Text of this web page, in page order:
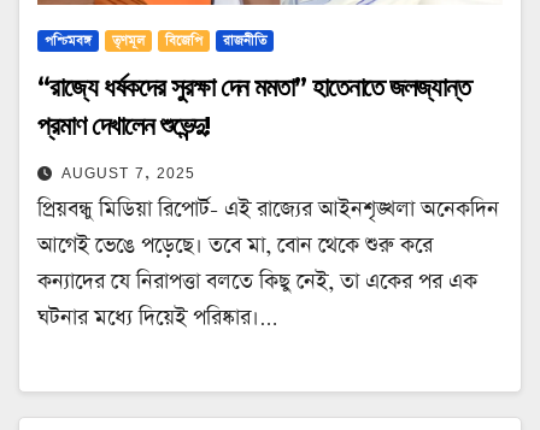
পশ্চিমবঙ্গ তৃণমূল বিজেপি রাজনীতি
“রাজ্যে ধর্ষকদের সুরক্ষা দেন মমতা” হাতেনাতে জলজ্যান্ত
প্রমাণ দেখালেন শুভেন্দু!
AUGUST 7, 2025
প্রিয়বন্ধু মিডিয়া রিপোর্ট- এই রাজ্যের আইনশৃঙ্খলা অনেকদিন
আগেই ভেঙে পড়েছে। তবে মা, বোন থেকে শুরু করে
কন্যাদের যে নিরাপত্তা বলতে কিছু নেই, তা একের পর এক
ঘটনার মধ্যে দিয়েই পরিষ্কার।…